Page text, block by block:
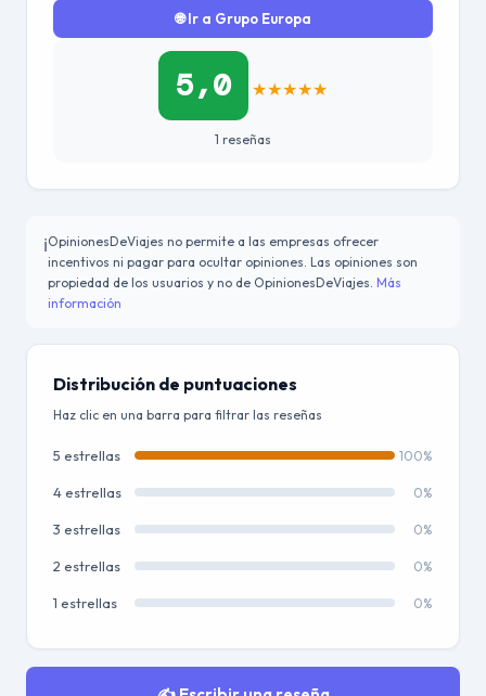
🌐 Ir a Grupo Europa
5,0 ★★★★★
1 reseñas
ℹ️OpinionesDeViajes no permite a las empresas ofrecer
incentivos ni pagar para ocultar opiniones. Las opiniones son
propiedad de los usuarios y no de OpinionesDeViajes. Más
información
Distribución de puntuaciones
Haz clic en una barra para filtrar las reseñas
5 estrellas 100%
4 estrellas 0%
3 estrellas 0%
2 estrellas 0%
1 estrellas 0%